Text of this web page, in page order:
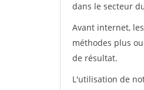
dans le secteur
Avant internet,
méthodes plus
de résultat.
L'utilisation de